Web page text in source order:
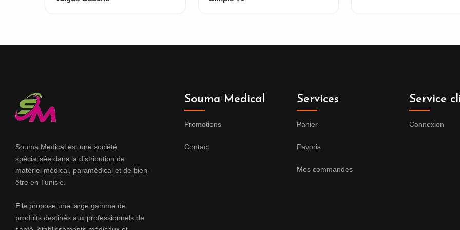
Souma Medical est une société
spécialisée dans la distribution de
matériel médical, paramédical et de bien-
être en Tunisie.
Elle propose une large gamme de
produits destinés aux professionnels de
Souma Medical
Promotions
Contact
Services
Panier
Favoris
Mes commandes
Service
Connexion